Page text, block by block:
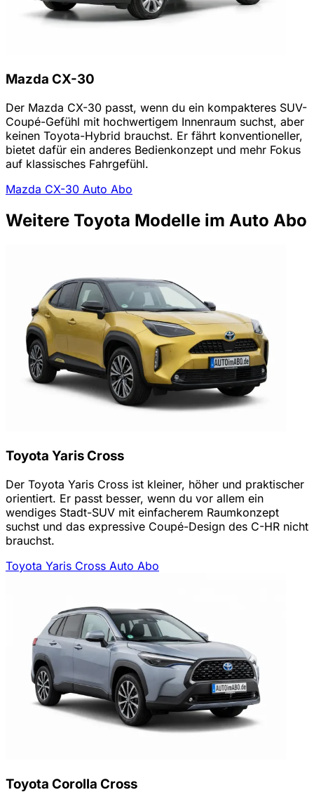
Mazda CX-30
Der Mazda CX-30 passt, wenn du ein kompakteres SUV-
Coupé-Gefühl mit hochwertigem Innenraum suchst, aber
keinen Toyota-Hybrid brauchst. Er fährt konventioneller,
bietet dafür ein anderes Bedienkonzept und mehr Fokus
auf klassisches Fahrgefühl.
Mazda CX-30 Auto Abo
Weitere Toyota Modelle im Auto Abo
Toyota Yaris Cross
Der Toyota Yaris Cross ist kleiner, höher und praktischer
orientiert. Er passt besser, wenn du vor allem ein
wendiges Stadt-SUV mit einfacherem Raumkonzept
suchst und das expressive Coupé-Design des C-HR nicht
brauchst.
Toyota Yaris Cross Auto Abo
Toyota Corolla Cross